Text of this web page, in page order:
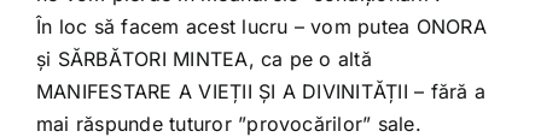
În loc să facem acest lucru – vom putea ONORA
și SĂRBĂTORI MINTEA, ca pe o altă
MANIFESTARE A VIEȚII ȘI A DIVINITĂȚII – fără a
mai răspunde tuturor ”provocărilor” sale.